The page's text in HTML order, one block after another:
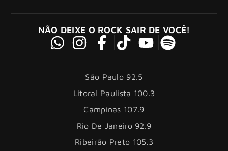
NÃO DEIXE O ROCK SAIR DE VOCÊ!
São Paulo 92.5
Litoral Paulista 100.3
Campinas 107.9
Rio De Janeiro 92.9
Ribeirão Preto 105.3